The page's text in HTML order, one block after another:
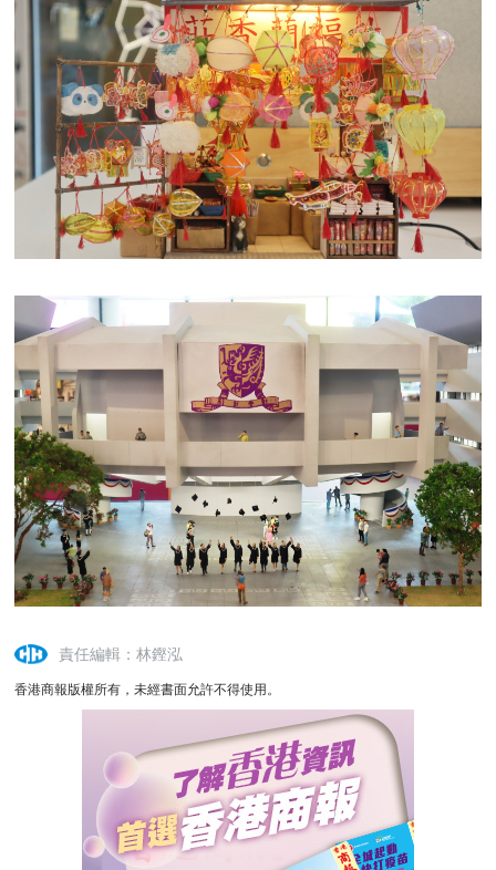
責任編輯：林鏗泓
香港商報版權所有，未經書面允許不得使用。